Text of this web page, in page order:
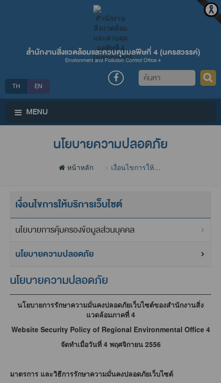
สำนักงานสิ่งแวดล้อมและควบคุมมลพิษที่ 4 (นครสวรรค์)
Environment and Pollution Control Office 4
TH EN
ค้นหา
MENU
นโยบายความปลอดภัย
หน้าหลัก
เงื่อนไขการให้
เงื่อนไขการให้บริการเว็บไซต์
นโยบายการคุ้มครองข้อมูลส่วนบุคคล
นโยบายความปลอดภัย
นโยบายความปลอดภัย
นโยบายการรักษาความมั่นคงปลอดภัยเว็บไซต์ของสำนักงานสิ่ง
แวดล้อมภาคที่ 4
Website Security Policy of Regional Environmental Office 4
จัดทำเมื่อวันที่ 4 พฤศจิกายน2556
มาตรการ และวิธีการรักษาความมั่นคงปลอดภัยเว็บไซต์